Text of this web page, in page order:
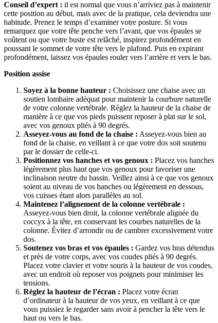
Conseil d’expert : il est normal que vous n’arriviez pas à maintenir
cette position au début, mais avec de la pratique, cela deviendra une
habitude. Prenez le temps d’examiner votre posture. Si vous
remarquez que votre tête penche vers l’avant, que vos épaules se
voûtent ou que votre buste est relâché, inspirez profondément en
poussant le sommet de votre tête vers le plafond. Puis en expirant
profondément, laissez vos épaules rouler vers l’arrière et vers le bas.
Position assise
Soyez à la bonne hauteur : Choisissez une chaise avec un
soutien lombaire adéquat pour maintenir la courbure naturelle
de votre colonne vertébrale. Réglez la hauteur de la chaise de
manière à ce que vos pieds puissent reposer à plat sur le sol,
avec vos genoux pliés à 90 degrés.
Asseyez-vous au fond de la chaise : Asseyez-vous bien au
fond de la chaise, en veillant à ce que votre dos soit soutenu
par le dossier de celle-ci.
Positionnez vos hanches et vos genoux : Placez vos hanches
légèrement plus haut que vos genoux pour favoriser une
inclinaison neutre du bassin. Veillez ainsi à ce que vos genoux
soient au niveau de vos hanches ou légèrement en dessous,
vos cuisses étant alors parallèles au sol.
Maintenez l’alignement de la colonne vertébrale :
Asseyez-vous bien droit, la colonne vertébrale alignée du
coccyx à la tête, en conservant les courbes naturelles de la
colonne. Évitez d’arrondir ou de cambrer excessivement votre
dos.
Soutenez vos bras et vos épaules : Gardez vos bras détendus
et près de votre corps, avec vos coudes pliés à 90 degrés.
Placez votre clavier et votre souris à la hauteur de vos coudes,
avec un endroit où reposer vos poignets pour minimiser les
tensions.
Réglez la hauteur de l’écran : Placez votre écran
d’ordinateur à la hauteur de vos yeux, en veillant à ce que
vous puissiez le regarder sans avoir à pencher la tête vers le
haut ou vers le bas.